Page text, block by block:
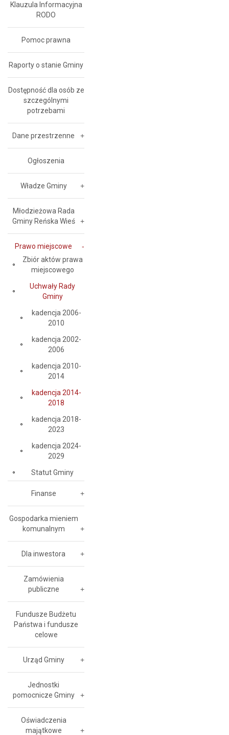
Klauzula Informacyjna
RODO
Pomoc prawna
Raporty o stanie Gminy
Dostępność dla osób ze
szczególnymi
potrzebami
Dane przestrzenne
Ogłoszenia
Władze Gminy
Młodzieżowa Rada
Gminy Reńska Wieś
Prawo miejscowe
Zbiór aktów prawa
miejscowego
Uchwały Rady
Gminy
kadencja 2006-
2010
kadencja 2002-
2006
kadencja 2010-
2014
kadencja 2014-
2018
kadencja 2018-
2023
kadencja 2024-
2029
Statut Gminy
Finanse
Gospodarka mieniem
komunalnym
Dla inwestora
Zamówienia
publiczne
Fundusze Budżetu
Państwa i fundusze
celowe
Urząd Gminy
Jednostki
pomocnicze Gminy
Oświadczenia
majątkowe